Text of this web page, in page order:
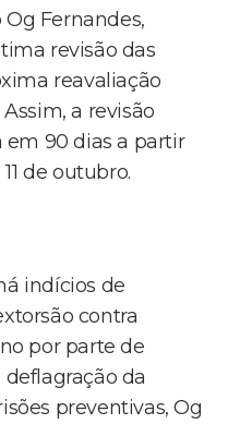
Fernandes,
revisão das
reavaliação
a revisão
em 90 dias a partir
de outubro.
indícios de
contra
por parte de
da
preventivas, Og